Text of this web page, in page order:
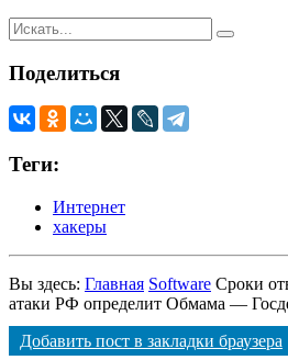
Поделиться
Теги:
Интернет
хакеры
Вы здесь: Главная Software Сроки
атаки РФ определит Обмама —
Добавить пост в закладки браузера